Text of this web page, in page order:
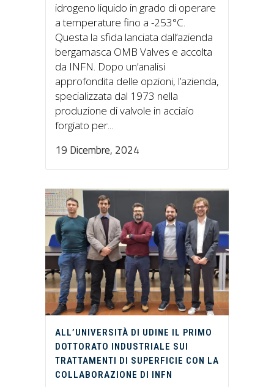
idrogeno liquido in grado di operare
a temperature fino a -253°C.
Questa la sfida lanciata dall’azienda
bergamasca OMB Valves e accolta
da INFN. Dopo un’analisi
approfondita delle opzioni, l’azienda,
specializzata dal 1973 nella
produzione di valvole in acciaio
forgiato per...
19 Dicembre, 2024
ALL’UNIVERSITÀ DI UDINE IL PRIMO
DOTTORATO INDUSTRIALE SUI
TRATTAMENTI DI SUPERFICIE CON LA
COLLABORAZIONE DI INFN